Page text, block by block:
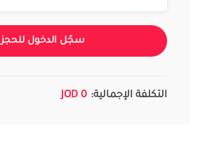
سجّل الدخول للحجز
التكلفة الإجمالية: 0 JOD